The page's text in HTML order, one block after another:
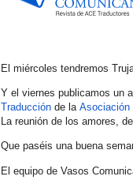
El miércoles tendremos
Y el viernes publicamos un
Traducciónde la Asociación
La reunión de los amores,
Que paséis una buena
El equipo de Vasos